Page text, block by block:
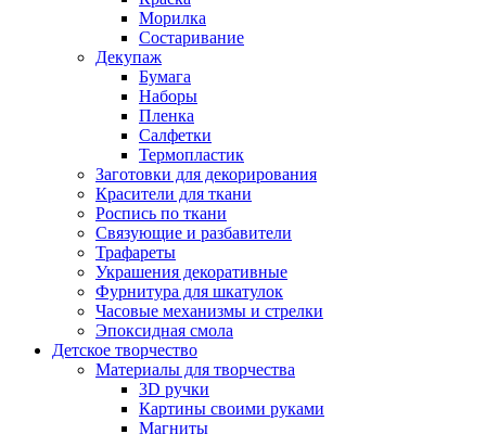
Морилка
Состаривание
Декупаж
Бумага
Наборы
Пленка
Салфетки
Термопластик
Заготовки для декорирования
Красители для ткани
Роспись по ткани
Связующие и разбавители
Трафареты
Украшения декоративные
Фурнитура для шкатулок
Часовые механизмы и стрелки
Эпоксидная смола
Детское творчество
Материалы для творчества
3D ручки
Картины своими руками
Магниты